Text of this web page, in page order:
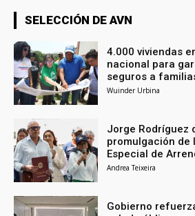
SELECCIÓN DE AVN
4.000 viviendas
nacional para
seguros a
Wuinder Urbina
Jorge Rodríguez
promulgación de
Especial de
Andrea Teixeira
Gobierno